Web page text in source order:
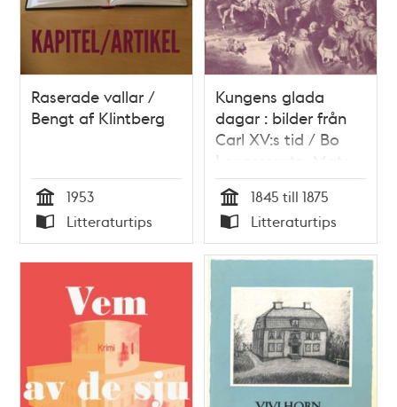
Raserade vallar /
Bengt af Klintberg
Tid
1953
Typ
Litteraturtips
Kungens glada
dagar : bilder från
Carl XV:s tid / Bo
Lagercrantz, Mats
Rehnberg
Tid
1845 till 1875
Typ
Litteraturtips